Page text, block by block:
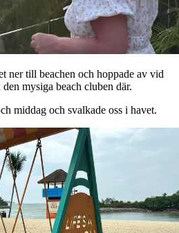
ner till beachen och hoppade av vid
mysiga beach cluben där.
middag och svalkade oss i havet.